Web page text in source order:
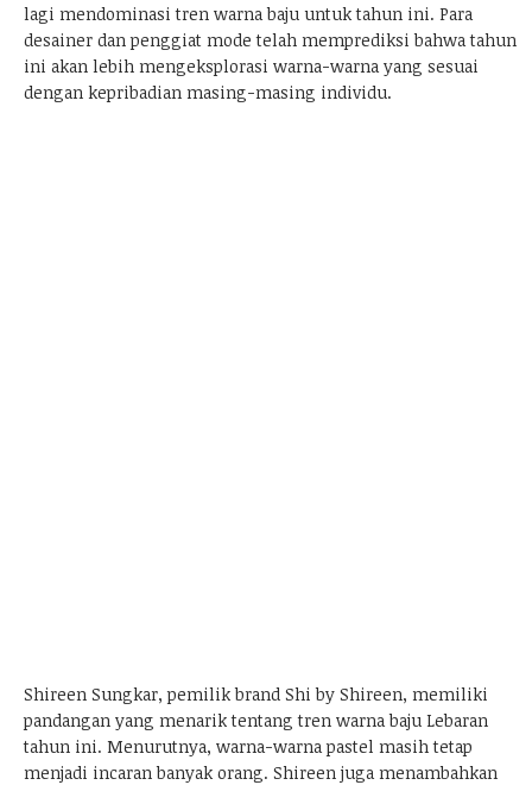
lagi mendominasi tren warna baju untuk tahun ini. Para
desainer dan penggiat mode telah memprediksi bahwa tahun
ini akan lebih mengeksplorasi warna-warna yang sesuai
dengan kepribadian masing-masing individu.
Shireen Sungkar, pemilik brand Shi by Shireen, memiliki
pandangan yang menarik tentang tren warna baju Lebaran
tahun ini. Menurutnya, warna-warna pastel masih tetap
menjadi incaran banyak orang. Shireen juga menambahkan